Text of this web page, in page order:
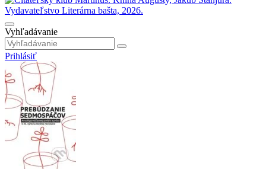
Vyhľadávanie
Prihlásiť